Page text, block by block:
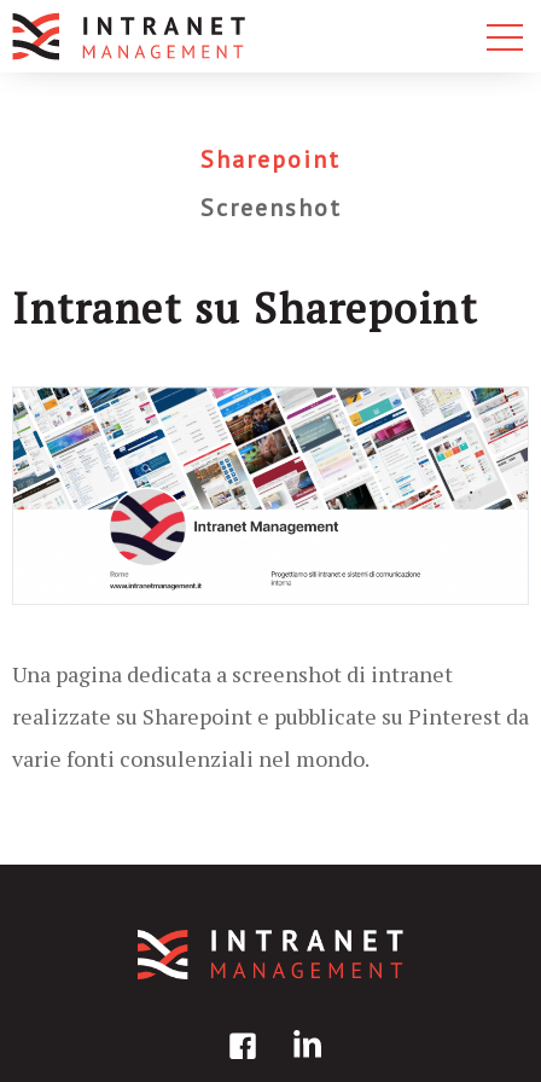
Sharepoint
Screenshot
Intranet su Sharepoint
Una pagina dedicata a screenshot di intranet
realizzate su Sharepoint e pubblicate su Pinterest da
varie fonti consulenziali nel mondo.